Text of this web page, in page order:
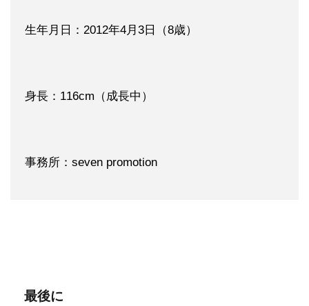
生年月日：2012年4月3日（8歳）
身長：116cm（成長中）
事務所：seven promotion
最後に